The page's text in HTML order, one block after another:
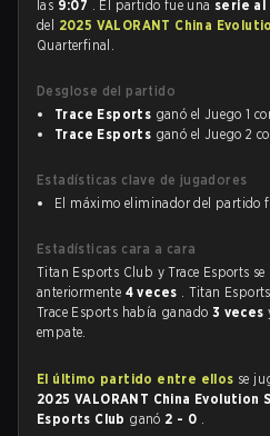
las 9:07 . El partido fue una serie
del 2025 VALORANT China
Quarterfinal.
Desglose del partido
Trace Esports ganó el Juego 1
Trace Esports ganó el Juego 2
Estadísticas clave de jugadores
El máximo eliminador del partido
Estadísticas cara a cara
Titan Esports Club y Trace Esports
anteriormente 4 veces . Titan
Trace Esports había ganado 3 veces
empate.
El último partido entre ellos se
2025 VALORANT China
Esports Club ganó 2 - 0 .